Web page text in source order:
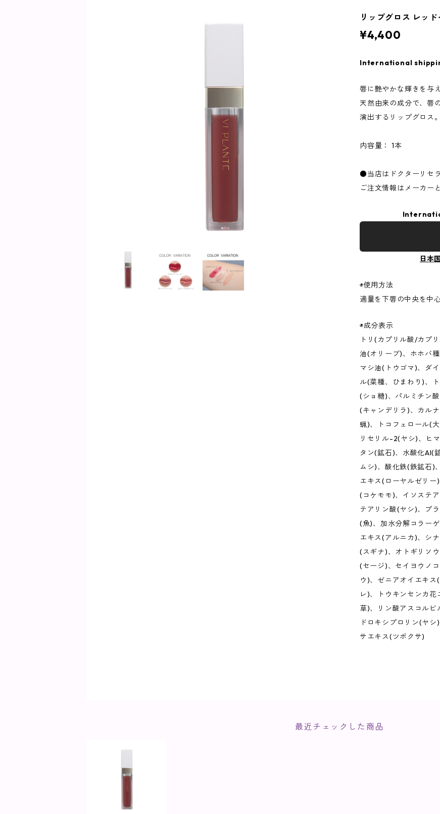
リップグロス レッ
¥4,400
International
唇に艶やかな輝きを与
天然由来の成分で、唇
演出するリップグロス。
内容量： 1本
●当店はドクターリセ
ご注文情報はメーカー
日本
◉使用方法
適量を下唇の中央を中
◉成分表示
トリ(カプリル酸/カプ
油(オリーブ)、ホホバ
マシ油(トウゴマ)、ダ
ル(菜種、ひまわり)、
(ショ糖)、パルミチン
(キャンデリラ)、カル
蝋)、トコフェロール(
リセリル-2(ヤシ)、ヒ
タン(鉱石)、水酸化Al(
ムシ)、酸化鉄(鉄鉱石)
エキス(ローヤルゼリ
(コケモモ)、イソステ
テアリン酸(ヤシ)、プ
(魚)、加水分解コラー
エキス(アルニカ)、シ
(スギナ)、オトギリソ
(セージ)、セイヨウノ
ウ)、ゼニアオイエキ
レ)、トウキンセンカ
草)、リン酸アスコルビ
ドロキシプロリン(ヤ
サエキス(ツボクサ)
最近チェックした商品